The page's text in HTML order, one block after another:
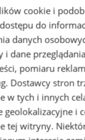
cookie i
do
danych
dane
pomiaru
Dostawcy stron
w tych i innych
i
tej witryny.